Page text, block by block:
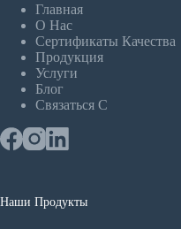
Главная
О Hас
Сертификаты Качества
Продукция
Услуги
Блог
Связаться С
Наши Продукты